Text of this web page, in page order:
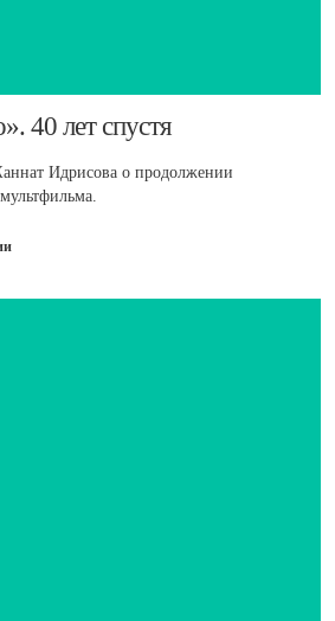
40 лет спустя
Идрисова о продолжении